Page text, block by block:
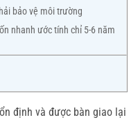
bảo vệ môi trường
nhanh ước tính chỉ 5-6 năm
định và được bàn giao lại